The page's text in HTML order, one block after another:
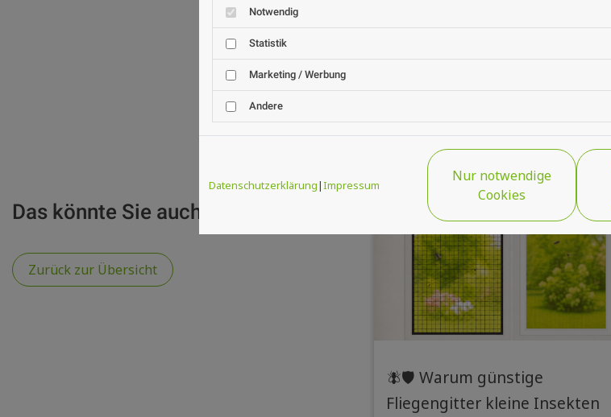
Das könnte Sie auch interessieren
Zurück zur Übersicht
🪰🛡️ Warum günstige
Fliegengitter kleine Insekten
Notwendig
Statistik
Marketing / Werbung
Andere
Datenschutzerklärung|Impressum
Nur notwendige
Cookies